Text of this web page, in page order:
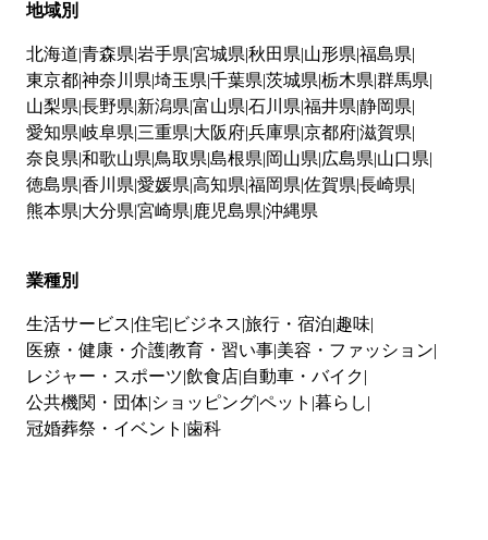
地域別
北海道 青森県 岩手県 宮城県 秋田県 山形県 福島県
東京都神奈川県 埼玉県 千葉県 茨城県 栃木県 群馬県
山梨県 長野県 新潟県 富山県 石川県 福井県 静岡県
愛知県 岐阜県 三重県 大阪府兵庫県 京都府滋賀県
奈良県 和歌山県 鳥取県 島根県 岡山県 広島県 山口県
徳島県 香川県 愛媛県 高知県 福岡県 佐賀県 長崎県
熊本県 大分県 宮崎県 鹿児島県 沖縄県
業種別
生活サービス 住宅 ビジネス 旅行・宿泊 趣味
医療・健康・介護教育・習い事 美容・ファッション
レジャー・スポーツ 飲食店 自動車・バイク
公共機関・団体 ショッピングペット 暮らし
冠婚葬祭・イベント 歯科